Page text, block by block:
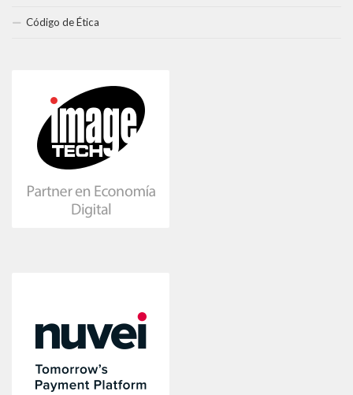
Código de Ética